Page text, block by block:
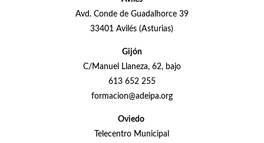
Avd. Conde de Guadalhorce 39
33401 Avilés (Asturias)
Gijón
C/Manuel Llaneza, 62, bajo
613 652 255
formacion@adeipa.org
Oviedo
Telecentro Municipal